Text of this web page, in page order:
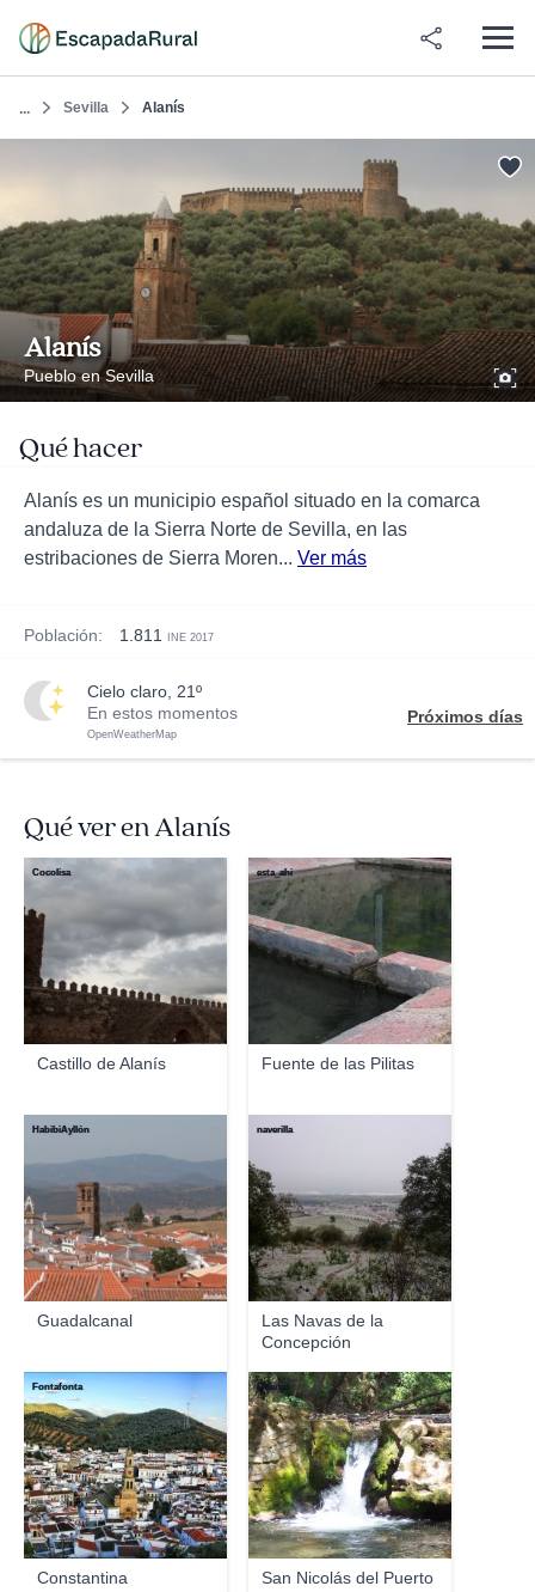
... Sevilla Alanís
Alanís
Pueblo en Sevilla
Qué hacer
Alanís es un municipio español situado en la comarca
andaluza de la Sierra Norte de Sevilla, en las
estribaciones de Sierra Moren... Ver más
Población: 1.811 INE 2017
cielo claro, 21º
En estos momentos
OpenWeatherMap
Próximos días
Qué ver en Alanís
Castillo de Alanís
Cocolisa
Fuente de las Pilitas
esta_ahi
Guadalcanal
HabibiAyllón
Las Navas de la
Concepción
naverilla
Constantina
Fontafonta
San Nicolás del Puerto
Doenjo